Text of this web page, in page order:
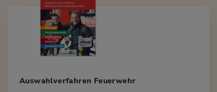
Auswahlverfahren Feuerwehr